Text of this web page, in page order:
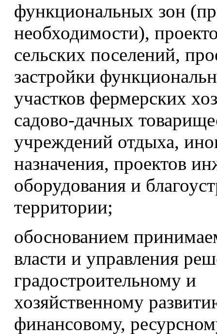
функциональных зон
необходимости),
сельских поселений,
застройки
участков фермерских
садово-дачных
учреждений отдыха,
назначения, проектов
оборудования и
территории;
обоснованием
власти и управления
градостроительному и
хозяйственному
финансовому,